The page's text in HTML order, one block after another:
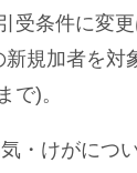
受条件に変
規加者を対
で)。
・けがにつ